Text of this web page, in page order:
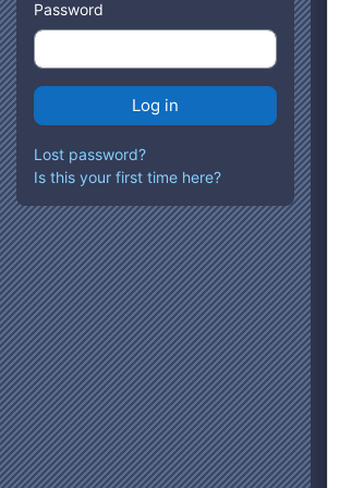
Password
Lost password?
Is this your first time here?